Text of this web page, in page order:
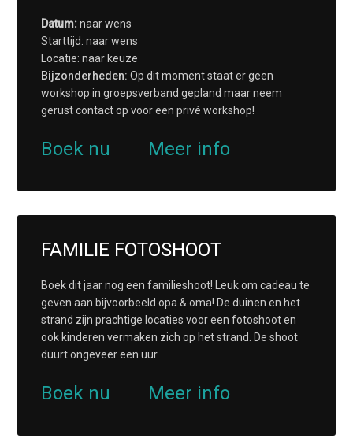
Datum:naar wens
Starttijd: naar wens
Locatie: naar keuze
Bijzonderheden: Op dit moment staat er geen
workshop in groepsverband gepland maar neem
gerust contact op voor een privé workshop!
Boek nu Meer info
FAMILIE FOTOSHOOT
Boek dit jaar nog een familieshoot! Leuk om cadeau te
geven aan bijvoorbeeld opa & oma! De duinen en het
strand zijn prachtige locaties voor een fotoshoot en
ook kinderen vermaken zich op het strand. De shoot
duurt ongeveer een uur.
Boek nu Meer info